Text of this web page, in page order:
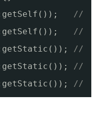
//
//
//
//
//